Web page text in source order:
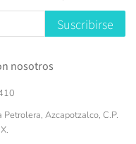
Suscribirse
nosotros
Azcapotzalco, C.P.